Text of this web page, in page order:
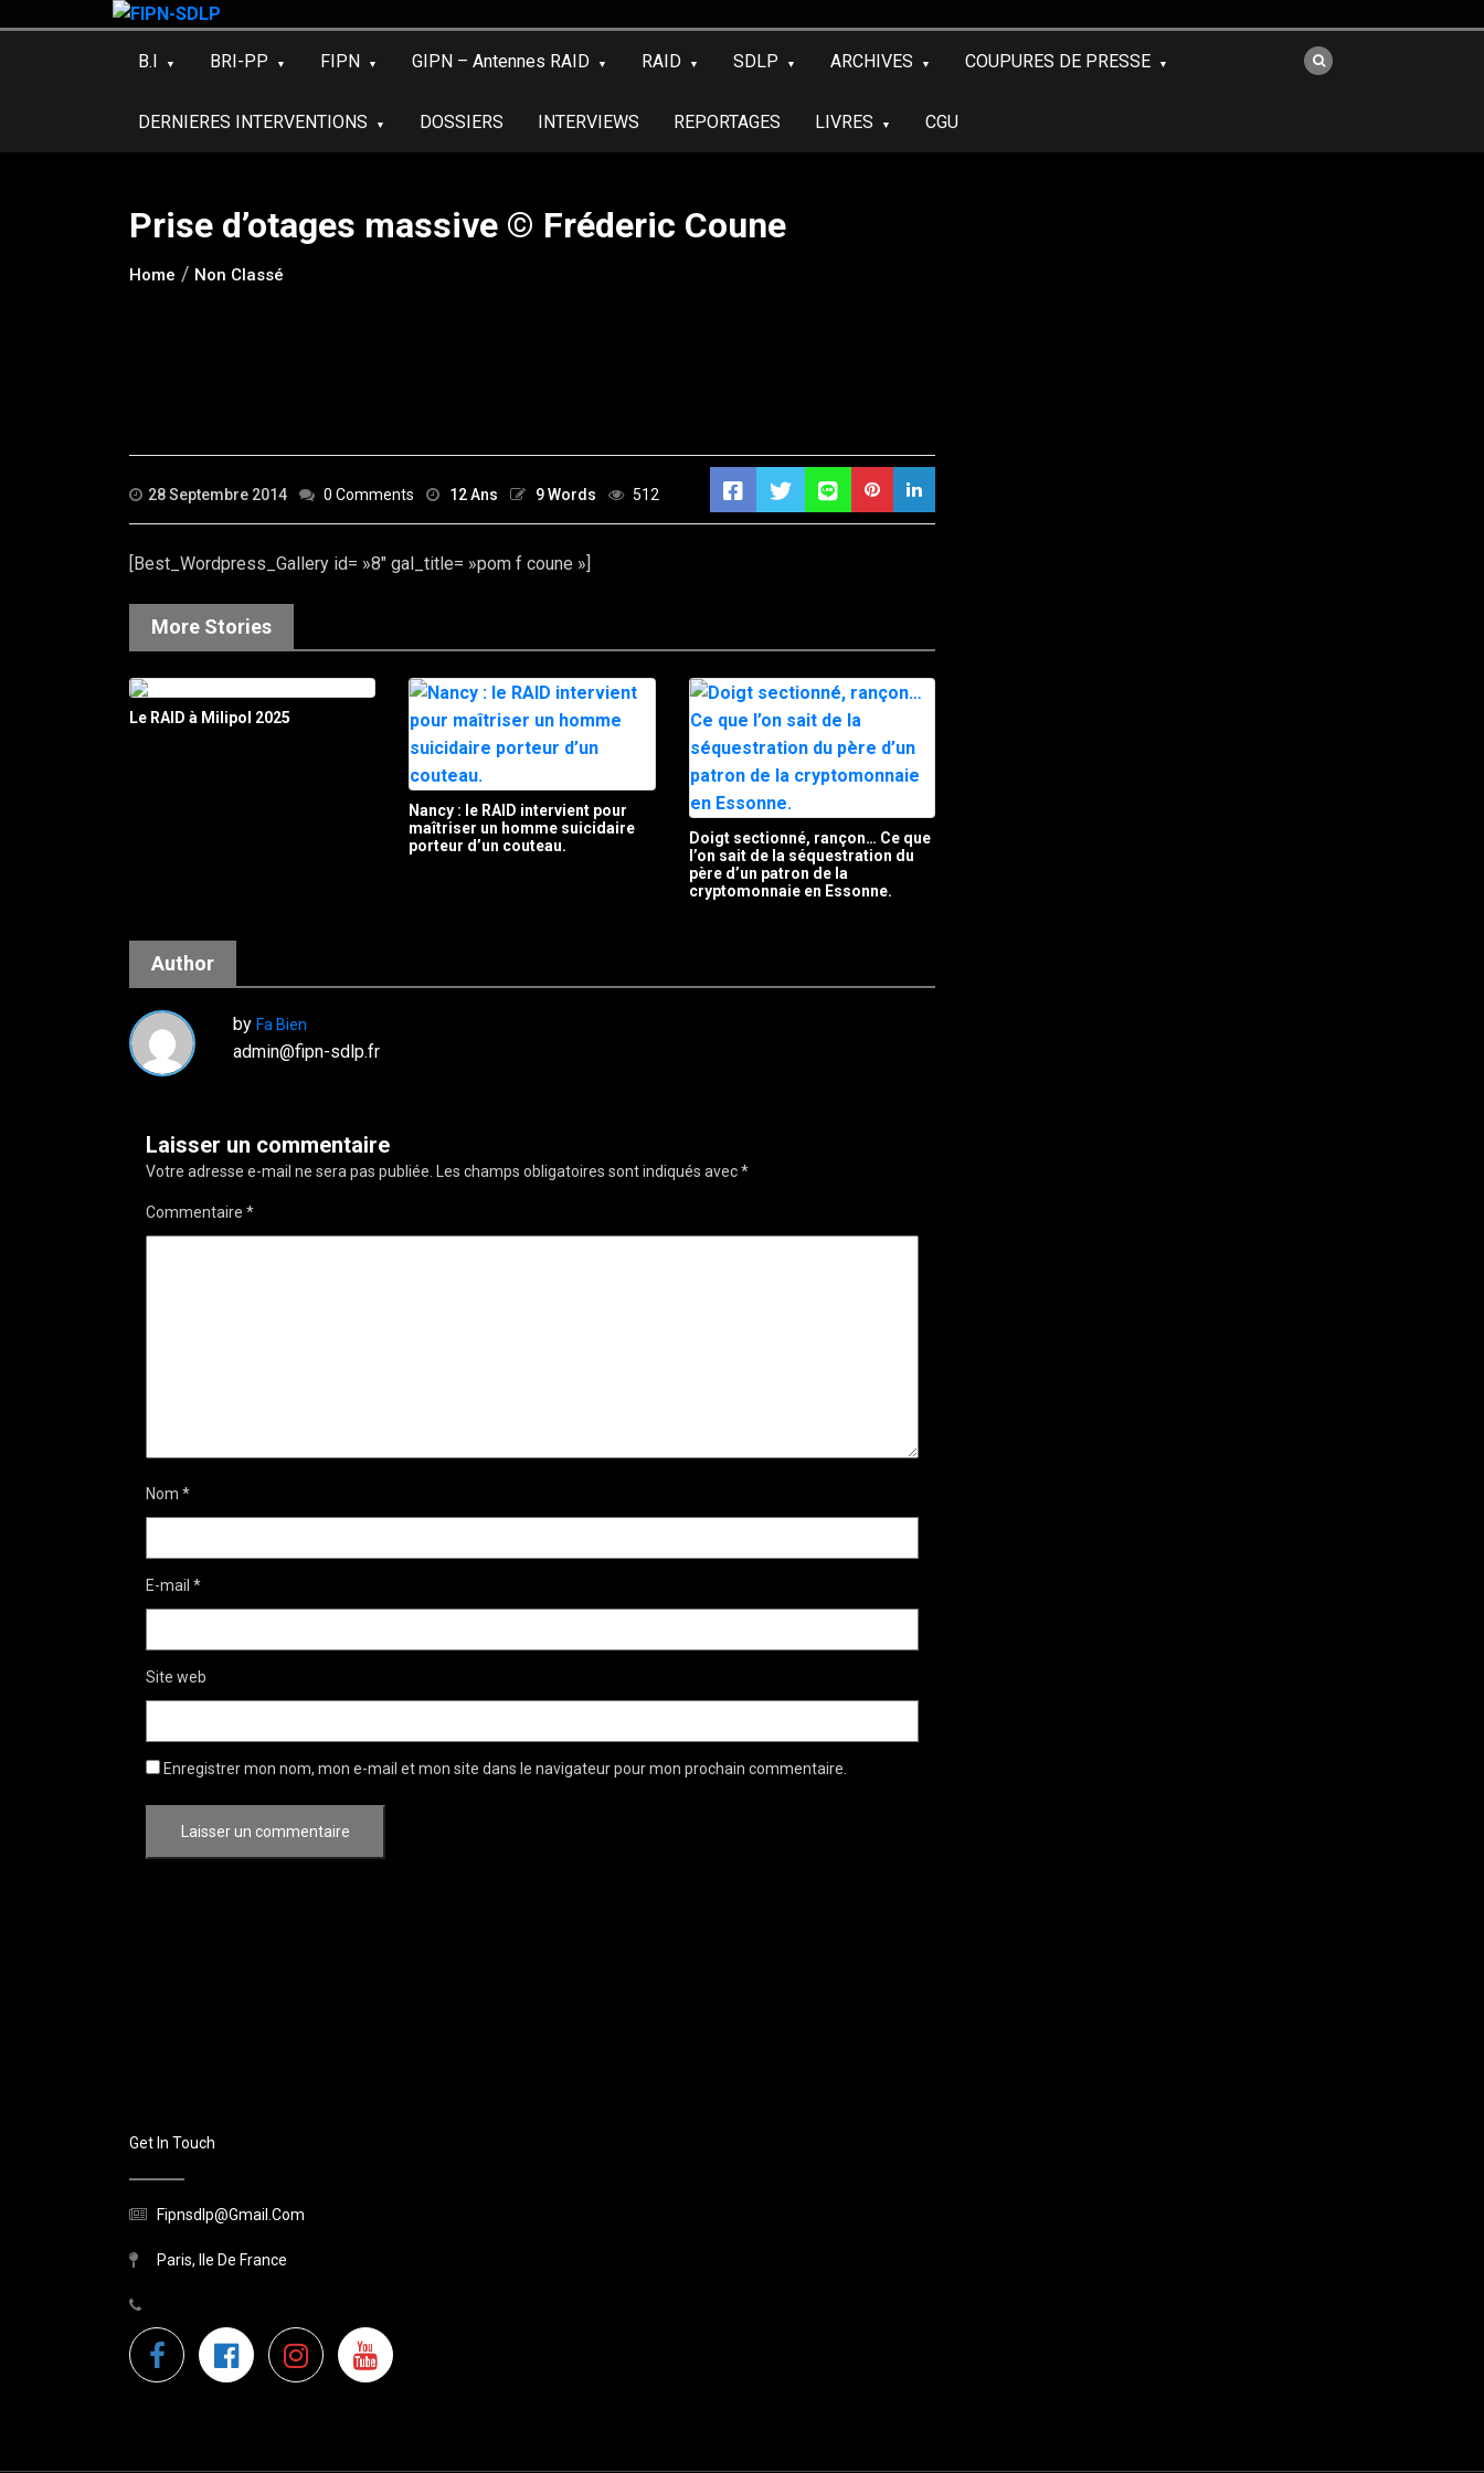
B.I BRI-PP FIPN GIPN – Antennes RAID RAID SDLP ARCHIVES COUPURES DE PRESSE
DERNIERES INTERVENTIONS DOSSIERS INTERVIEWS REPORTAGES LIVRES CGU
Prise d’otages massive © Fréderic Coune
Home Non Classé
28 Septembre 2014 0 Comments 12 Ans 9 Words 512
[Best_Wordpress_Gallery id= »8″ gal_title= »pom f coune »]
More Stories
Le RAID à Milipol 2025
Nancy : le RAID intervient pour
maîtriser un homme suicidaire
porteur d’un couteau.
Doigt sectionné, rançon… Ce que
l’on sait de la séquestration du
père d’un patron de la
cryptomonnaie en Essonne.
Author
by Fa Bien
admin@fipn-sdlp.fr
Laisser un commentaire
Votre adresse e-mail ne sera pas publiée. Les champs obligatoires sont indiqués avec*
Commentaire *
Nom *
E-mail *
Site web
Enregistrer mon nom, mon e-mail et mon site dans le navigateur pour mon prochain commentaire.
Get In Touch
Fipnsdlp@gmail.com
Paris, Ile De France